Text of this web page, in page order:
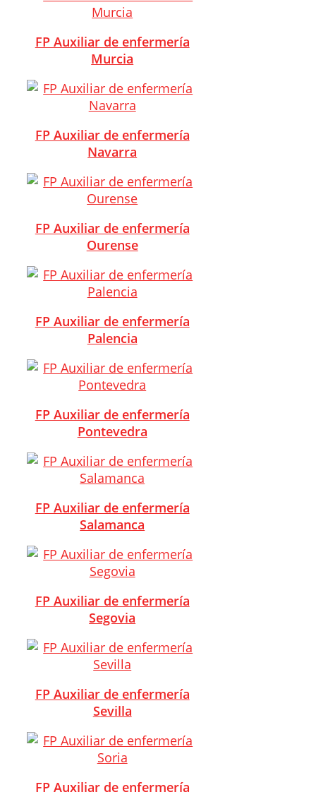
FP Auxiliar de enfermería
Murcia
FP Auxiliar de enfermería
Navarra
FP Auxiliar de enfermería
Ourense
FP Auxiliar de enfermería
Palencia
FP Auxiliar de enfermería
Pontevedra
FP Auxiliar de enfermería
Salamanca
FP Auxiliar de enfermería
Segovia
FP Auxiliar de enfermería
Sevilla
FP Auxiliar de enfermería